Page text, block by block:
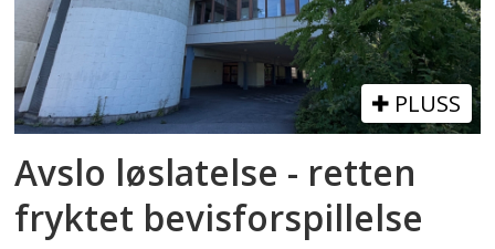
PLUSS
Avslo løslatelse - retten
fryktet bevisforspillelse